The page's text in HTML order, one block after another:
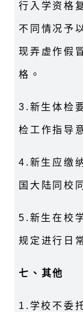
行入学资格
不同情况予
现弄虚作假
格。
3.新生体检
检工作指导
4.新生应缴
国大陆同校
5.新生在校
规定进行日
七 、 其他
1.学校不委